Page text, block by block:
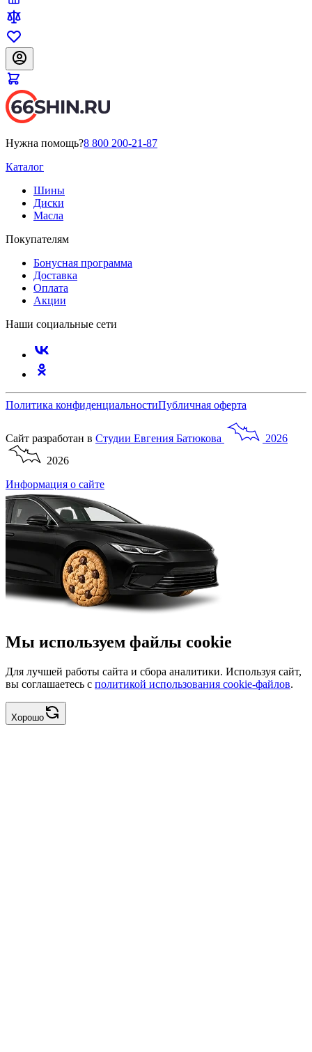
Нужна помощь?8 800 200-21-87
Каталог
Шины
Диски
Масла
Покупателям
Бонусная программа
Доставка
Оплата
Акции
Наши социальные сети
Политика конфиденциальностиПубличная оферта
Сайт разработан в Студии Евгения Батюкова
2026
2026
Информация о сайте
Мы используем файлы cookie
Для лучшей работы сайта и сбора аналитики. Используя сайт,
вы соглашаетесь с политикой использования cookie-файлов.
Хорошо